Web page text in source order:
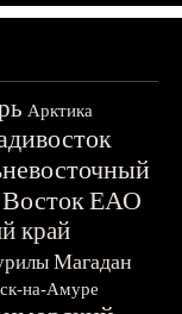
Арктика
ЕАО
край
Магадан
на-Амуре